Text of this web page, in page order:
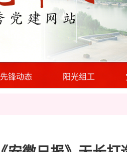
先锋动态 阳光组工